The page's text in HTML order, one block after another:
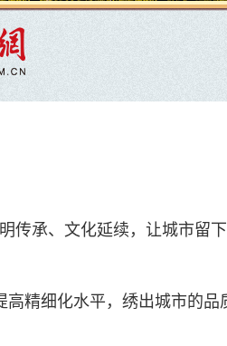
传承、文化延续，让城市留
精细化水平，绣出城市的品